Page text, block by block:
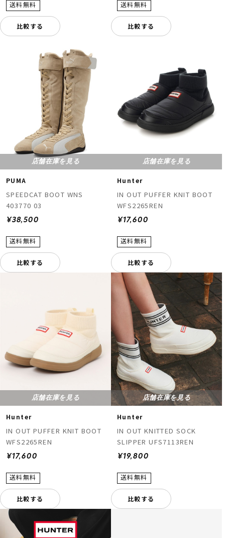
比較する 比較する
店舗在庫を見る
PUMA
SPEEDCAT BOOT WNS
403770 03
¥38,500
比較する
店舗在庫を見る
Hunter
IN OUT PUFFER KNIT BOOT
WFS2265REN
¥17,600
比較する
店舗在庫を見る
Hunter
IN OUT PUFFER KNIT BOOT
WFS2265REN
¥17,600
比較する
店舗在庫を見る
Hunter
IN OUT KNITTED SOCK
SLIPPER UFS7113REN
¥19,800
比較する